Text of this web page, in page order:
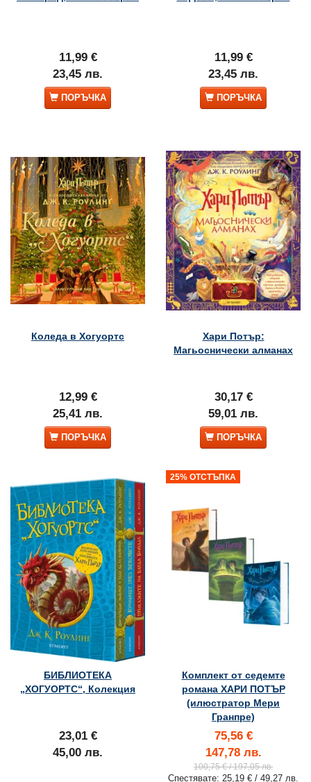
11,99 €
23,45 лв.
ПОРЪЧКА
11,99 €
23,45 лв.
ПОРЪЧКА
Коледа в Хогуортс
12,99 €
25,41 лв.
ПОРЪЧКА
Хари Потър:
Магьоснически алманах
30,17 €
59,01 лв.
ПОРЪЧКА
БИБЛИОТЕКА
„ХОГУОРТС“, Колекция
23,01 €
45,00 лв.
25% ОТСТЪПКА
Комплект от седемте
романа ХАРИ ПОТЪР
(илюстратор Мери
Гранпре)
75,56 €
147,78 лв.
100,75 €/ 197,05 лв.
Спестявате: 25,19 € / 49,27 лв.